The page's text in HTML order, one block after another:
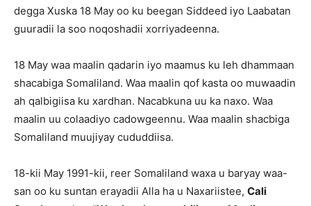
degga Xuska 18 May oo ku beegan Siddeed iyo Laabatan
guuradii la soo noqoshadii xorriyadeenna.
18 May waa maalin qadarin iyo maamus ku leh dhammaan
shacabiga Somaliland. Waa maalin qof kasta oo muwaadin
ah qalbigiisa ku xardhan. Nacabkuna uu ka naxo. Waa
maalin uu colaadiyo cadowgeennu. Waa maalin shacbiga
Somaliland muujiyay cududdiisa.
18-kii May 1991-kii, reer Somaliland waxa u baryay waa-
san oo ku suntan erayadii Alla ha u Naxariistee, Cali